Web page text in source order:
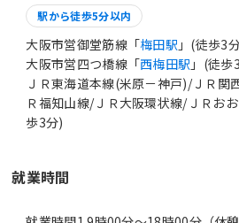
駅から徒歩5分以内
大阪市営御堂筋線「梅田駅 」(徒歩3
大阪市営四つ橋線「西梅田駅 」(徒歩
ＪＲ東海道本線(米原－神戸)/ＪＲ関
Ｒ福知山線/ＪＲ大阪環状線/ＪＲお
歩3分)
就業時間